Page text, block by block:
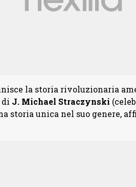
la storia rivoluzionaria
di J. Michael Straczynski
storia unica nel suo genere,